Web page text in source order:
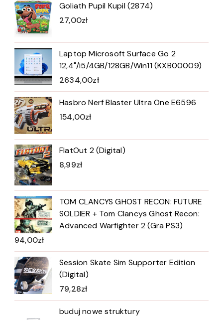
Goliath Pupil Kupil (2874)
27,00zł
Laptop Microsoft Surface Go 2
12,4"/i5/4GB/128GB/Win11 (KXB00009)
2634,00zł
Hasbro Nerf Blaster Ultra One E6596
154,00zł
FlatOut 2 (Digital)
8,99zł
TOM CLANCYS GHOST RECON: FUTURE
SOLDIER + Tom Clancys Ghost Recon:
Advanced Warfighter 2 (Gra PS3)
94,00zł
Session Skate Sim Supporter Edition
(Digital)
79,28zł
buduj nowe struktury